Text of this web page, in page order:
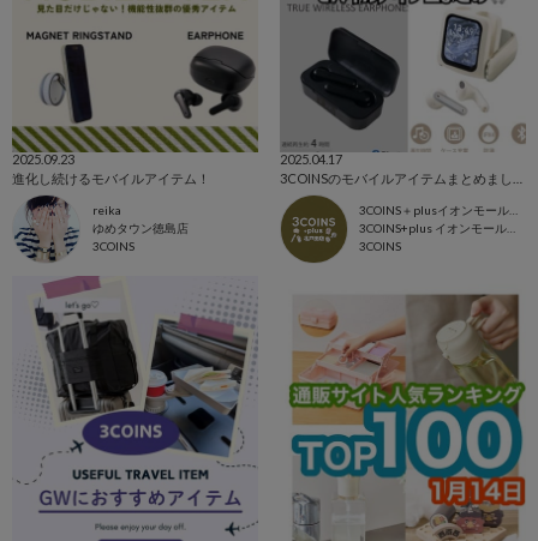
2025.09.23
進化し続けるモバイルアイテム！
reika
ゆめタウン徳島店
3COINS
2025.04.17
3COINS＋plusイオンモール北戸田店
3COINS+plus イオンモール北戸田店
3COINS